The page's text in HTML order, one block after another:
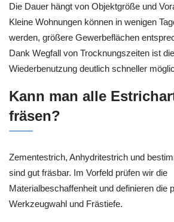
Die Dauer hängt von Objektgröße und
Kleine Wohnungen können in wenigen
werden, größere Gewerbeflächen
Dank Wegfall von Trocknungszeiten ist die
Wiederbenutzung deutlich schneller
Kann man alle
fräsen?
Zementestrich, Anhydritestrich und
sind gut fräsbar. Im Vorfeld prüfen wir die
Materialbeschaffenheit und definieren die
Werkzeugwahl und Frästiefe.